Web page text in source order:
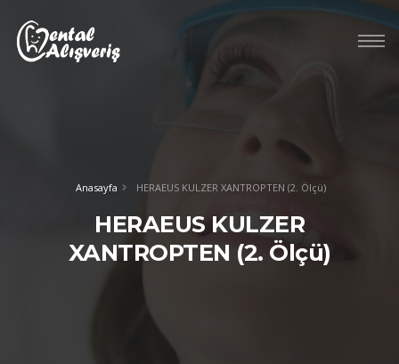
Anasayfa HERAEUS KULZER XANTROPTEN (2. Ölçü)
HERAEUS KULZER
XANTROPTEN (2. Ölçü)